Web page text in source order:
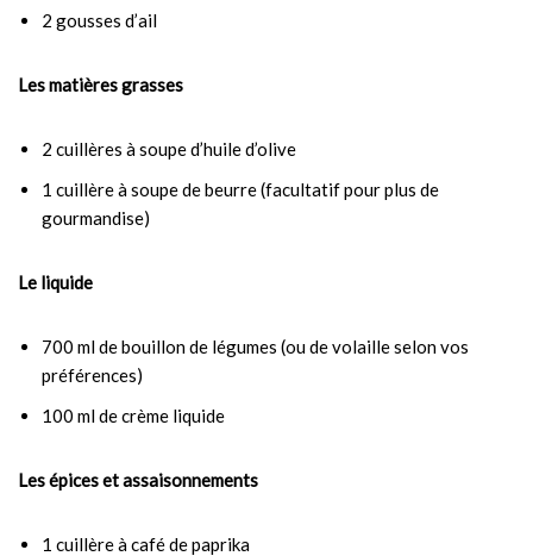
2 gousses d’ail
Les matières grasses
2 cuillères à soupe d’huile d’olive
1 cuillère à soupe de beurre (facultatif pour plus de
gourmandise)
Le liquide
700 ml de bouillon de légumes (ou de volaille selon vos
préférences)
100 ml de crème liquide
Les épices et assaisonnements
1 cuillère à café de paprika